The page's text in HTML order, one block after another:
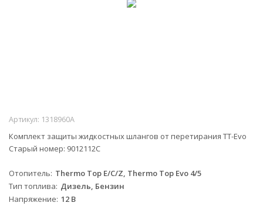
Артикул: 1318960A
Комплект защиты жидкостных шлангов от перетирания TТ-Evo
Старый номер: 9012112C
Отопитель Thermo Top E/C/Z, Thermo Top Evo 4/5
Тип топлива Дизель, Бензин
Напряжение 12 В